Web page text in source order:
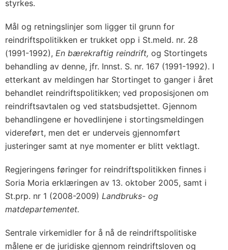
styrkes.
Mål og retningslinjer som ligger til grunn for
reindriftspolitikken er trukket opp i St.meld. nr. 28
(1991-1992), En bærekraftig reindrift, og Stortingets
behandling av denne, jfr. Innst. S. nr. 167 (1991-1992). I
etterkant av meldingen har Stortinget to ganger i året
behandlet reindriftspolitikken; ved proposisjonen om
reindriftsavtalen og ved statsbudsjettet. Gjennom
behandlingene er hovedlinjene i stortingsmeldingen
videreført, men det er underveis gjennomført
justeringer samt at nye momenter er blitt vektlagt.
Regjeringens føringer for reindriftspolitikken finnes i
Soria Moria erklæringen av 13. oktober 2005, samt i
St.prp. nr 1 (2008-2009) Landbruks- og
matdepartementet.
Sentrale virkemidler for å nå de reindriftspolitiske
målene er de juridiske gjennom reindriftsloven og